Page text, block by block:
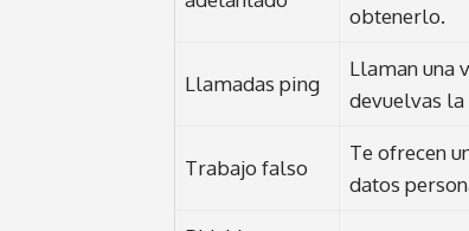
obtenerlo.
Llamadas ping
Llaman una
devuelvas
Trabajo falso
Te ofrecen
datos